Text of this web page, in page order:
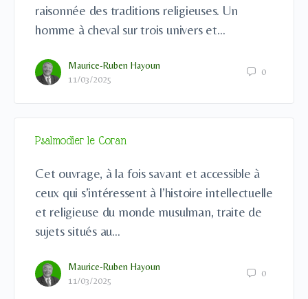
raisonnée des traditions religieuses. Un
homme à cheval sur trois univers et…
Maurice-Ruben Hayoun
11/03/2025
0
Psalmodier le Coran
Cet ouvrage, à la fois savant et accessible à
ceux qui s’intéressent à l’histoire intellectuelle
et religieuse du monde musulman, traite de
sujets situés au…
Maurice-Ruben Hayoun
11/03/2025
0